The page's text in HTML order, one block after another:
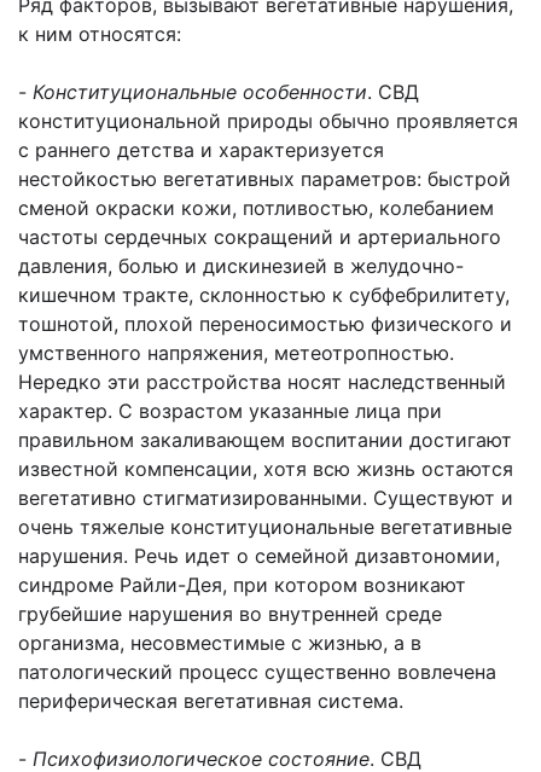
Ряд факторов, вызывают вегетативные нарушения,
к ним относятся:
- Конституциональные особенности. СВД
конституциональной природы обычно проявляется
с раннего детства и характеризуется
нестойкостью вегетативных параметров: быстрой
сменой окраски кожи, потливостью, колебанием
частоты сердечных сокращений и артериального
давления, болью и дискинезией в желудочно-
кишечном тракте, склонностью к субфебрилитету,
тошнотой, плохой переносимостью физического и
умственного напряжения, метеотропностью.
Нередко эти расстройства носят наследственный
характер. С возрастом указанные лица при
правильном закаливающем воспитании достигают
известной компенсации, хотя всю жизнь остаются
вегетативно стигматизированными. Существуют и
очень тяжелые конституциональные вегетативные
нарушения. Речь идет о семейной дизавтономии,
синдроме Райли-Дея, при котором возникают
грубейшие нарушения во внутренней среде
организма, несовместимые с жизнью, а в
патологический процесс существенно вовлечена
периферическая вегетативная система.
- Психофизиологическое состояние. СВД